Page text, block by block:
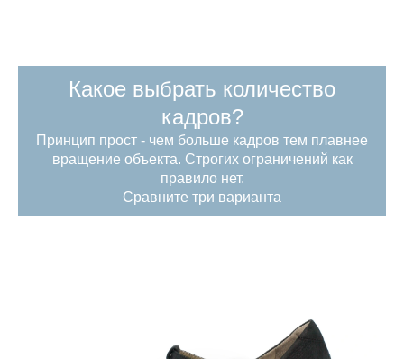
Какое выбрать количество
кадров?
Принцип прост - чем больше кадров тем плавнее
вращение объекта. Строгих ограничений как
правило нет.
Сравните три варианта